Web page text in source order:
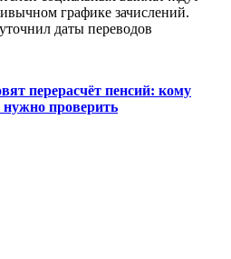
графике зачислений.
даты переводов
перерасчёт пенсий: кому
проверить